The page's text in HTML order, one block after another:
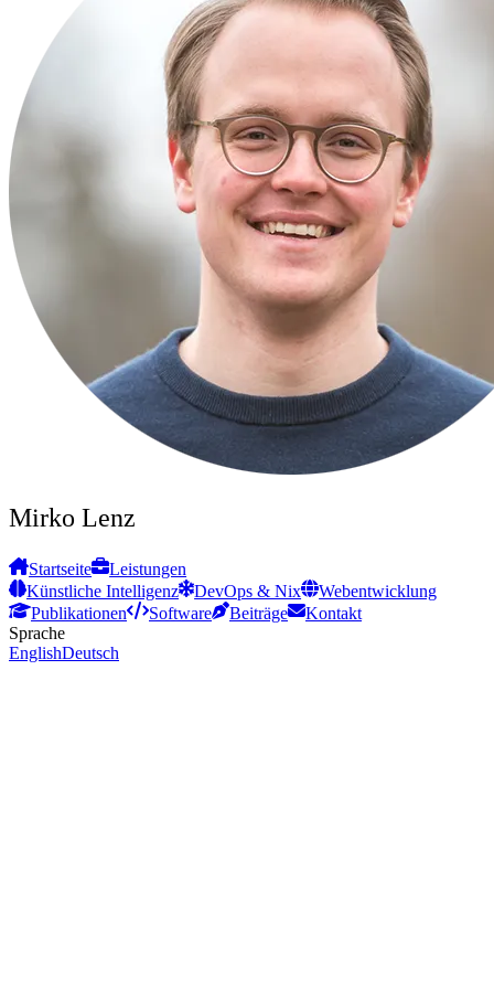
Mirko Lenz
Startseite
Leistungen
Künstliche Intelligenz
DevOps & Nix
Webentwicklung
Publikationen
Software Beiträge
Kontakt
Sprache
EnglishDeutsch